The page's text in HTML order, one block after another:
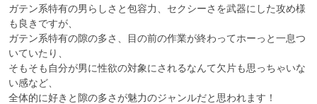
ガテン系特有の男らしさと包容力、セクシーさを武器にした攻め様
も良きですが、
ガテン系特有の隙の多さ、目の前の作業が終わってホーっと一息つ
いていたり、
そもそも自分が男に性欲の対象にされるなんて欠片も思っちゃいな
い感など、
全体的に好きと隙の多さが魅力のジャンルだと思われます！